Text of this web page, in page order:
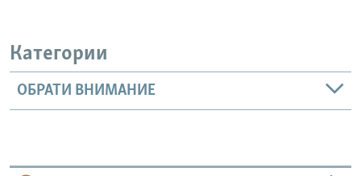
Категории
ОБРАТИ ВНИМАНИЕ